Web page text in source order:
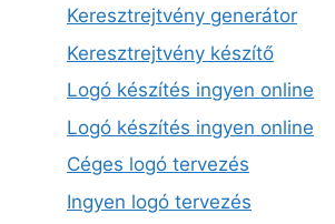
Keresztrejtvény generátor
Keresztrejtvény készítő
Logó készítés ingyen online
Logó készítés ingyen online
Céges logó tervezés
Ingyen logó tervezés